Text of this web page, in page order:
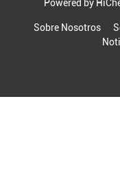
Sobre Nosotros